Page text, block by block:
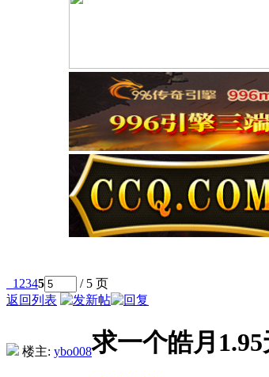
1 2345
/ 5 页
返回列表
楼主: ybo008求一个皓月